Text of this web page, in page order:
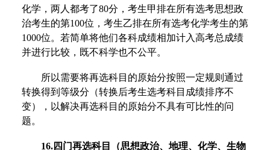
化学，两人都考了80分，考生甲排在所有选考思想政
治考生的第100位，考生乙排在所有选考化学考生的第
1000位。若简单将他们各科成绩相加计入高考总成绩
并进行比较，既不科学也不公平。
所以需要将再选科目的原始分按照一定规则通过
转换得到等级分（转换后考生选考科目成绩排序不
变），以解决再选科目的原始分不具有可比性的问
题。
16.四门再选科目（思想政治、地理、化学、生物